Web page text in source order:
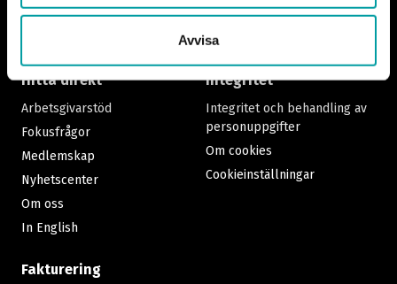
Avvisa
Footer
Hitta direkt
Arbetsgivarstöd
Fokusfrågor
Medlemskap
Nyhetscenter
Om oss
In English
Integritet
Integritet och behandling av
personuppgifter
Om cookies
Cookieinställningar
Fakturering